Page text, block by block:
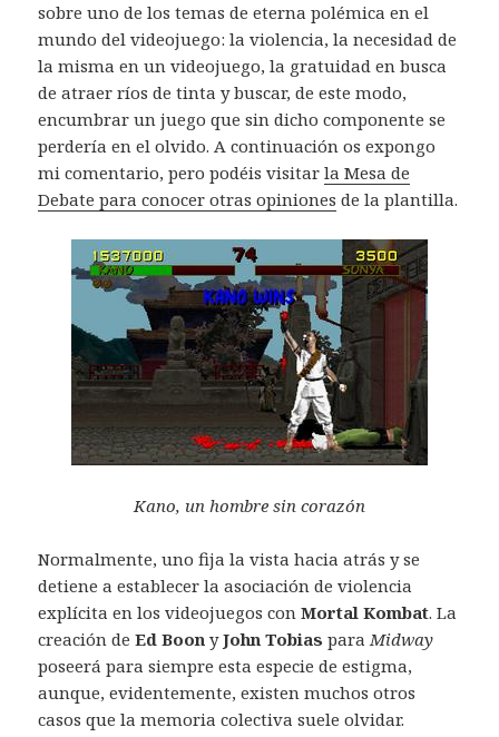
sobre uno de los temas de eterna polémica en el
mundo del videojuego: la violencia, la necesidad de
la misma en un videojuego, la gratuidad en busca
de atraer ríos de tinta y buscar, de este modo,
encumbrar un juego que sin dicho componente se
perdería en el olvido. A continuación os expongo
mi comentario, pero podéis visitarla Mesa de
Debate para conocer otras opiniones de la plantilla.
Kano, un hombre sin corazón
Normalmente, uno fija la vista hacia atrás y se
detiene a establecer la asociación de violencia
explícita en los videojuegos conMortal Kombat. La
creación deEd Boon yJohn Tobias paraMidway
poseerá para siempre esta especie de estigma,
aunque, evidentemente, existen muchos otros
casos que la memoria colectiva suele olvidar.